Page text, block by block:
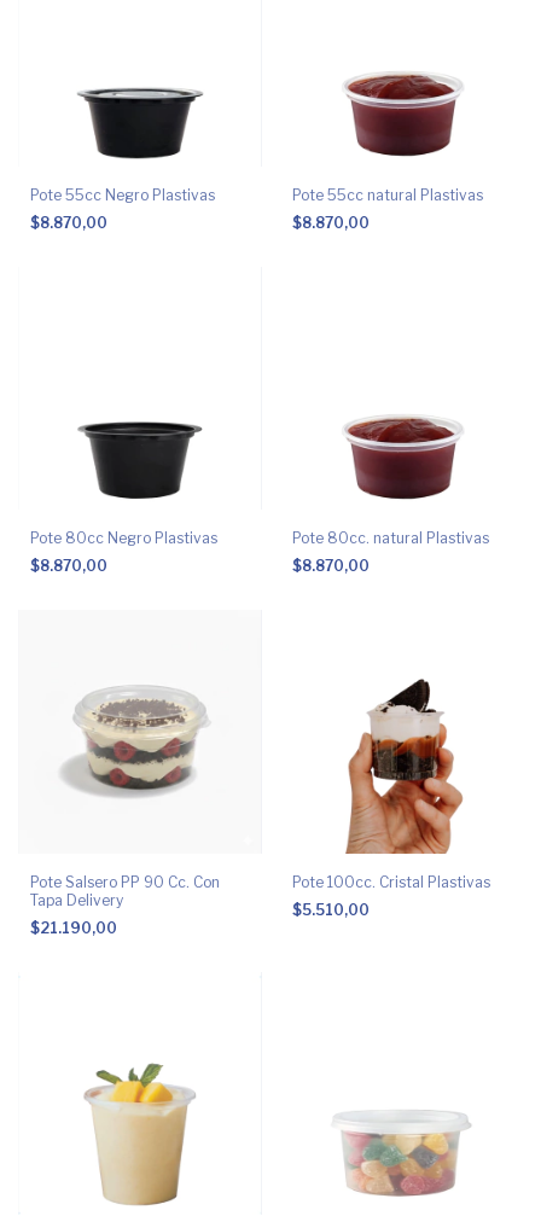
Pote 55cc Negro Plastivas
$8.870,00
Pote 55cc natural Plastivas
$8.870,00
Pote 80cc Negro Plastivas
$8.870,00
Pote 80cc. natural Plastivas
$8.870,00
Pote Salsero PP 90 Cc. Con
Tapa Delivery
$21.190,00
Pote 100cc. Cristal Plastivas
$5.510,00